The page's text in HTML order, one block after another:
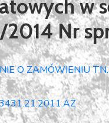
w
Nr
O ZAMÓWIENIU